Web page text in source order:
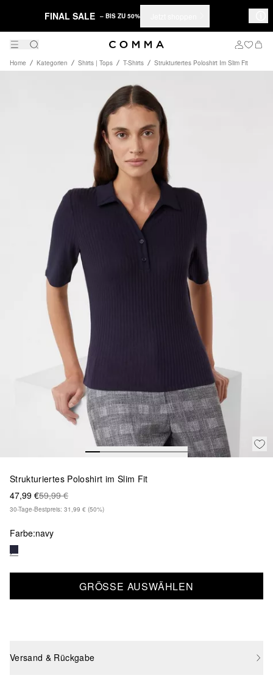
FINAL SALE – BIS ZU 50%
Home Kategorien Shirts | Tops T-Shirts Strukturiertes Poloshirt Im Slim Fit
Strukturiertes Poloshirt im Slim Fit
47,99 €59,99 €
30-Tage-Bestpreis: 31,99 € (50%)
Farbe:navy
GRÖSSE AUSWÄHLEN
Versand & Rückgabe